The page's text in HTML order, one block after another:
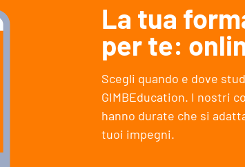
La tua
per te:
Scegli quando e dove
GIMBEducation. I nostri
hanno durate che si
tuoi impegni.